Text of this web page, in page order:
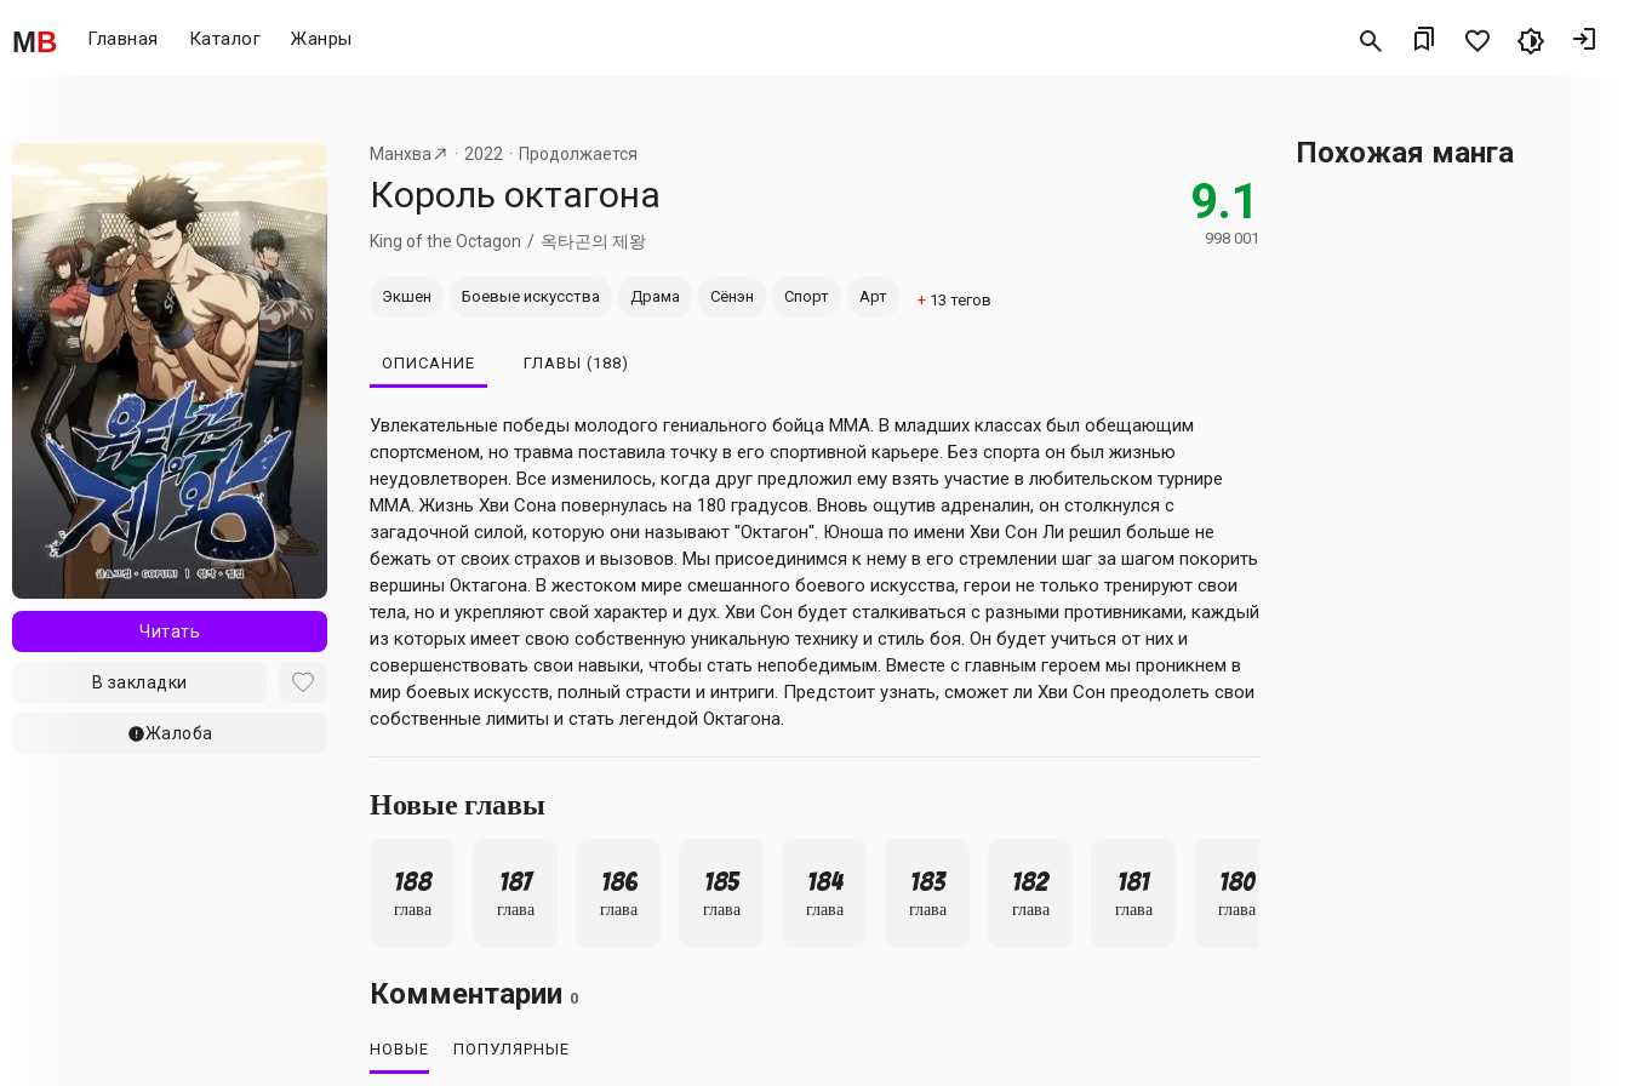
MB Главная Каталог Жанры
Читать
В закладки
Жалоба
Манхва 2022 Продолжается
Король октагона
King of the Octagon 옥타곤의 제왕
9.1
998 001
Экшен Боевые искусства Драма Сёнэн Спорт Арт + 13 тегов
ОПИСАНИЕ ГЛАВЫ (188)
Увлекательные победы молодого гениального бойца ММА. В младших классах был обещающим
спортсменом, но травма поставила точку в его спортивной карьере. Без спорта он был жизнью
неудовлетворен. Все изменилось, когда друг предложил ему взять участие в любительском турнире
ММА. Жизнь Хви Сона повернулась на 180 градусов. Вновь ощутив адреналин, он столкнулся с
загадочной силой, которую они называют "Октагон". Юноша по имени Хви Сон Ли решил больше не
бежать от своих страхов и вызовов. Мы присоединимся к нему в его стремлении шаг за шагом покорить
вершины Октагона. В жестоком мире смешанного боевого искусства, герои не только тренируют свои
тела, но и укрепляют свой характер и дух. Хви Сон будет сталкиваться с разными противниками, каждый
из которых имеет свою собственную уникальную технику и стиль боя. Он будет учиться от них и
совершенствовать свои навыки, чтобы стать непобедимым. Вместе с главным героем мы проникнем в
мир боевых искусств, полный страсти и интриги. Предстоит узнать, сможет ли Хви Сон преодолеть свои
собственные лимиты и стать легендой Октагона.
Новые главы
188
глава
187
глава
186
глава
185
глава
184
глава
183
глава
182
глава
181
глава
180
глава
Комментарии 0
НОВЫЕ ПОПУЛЯРНЫЕ
Похожая манга